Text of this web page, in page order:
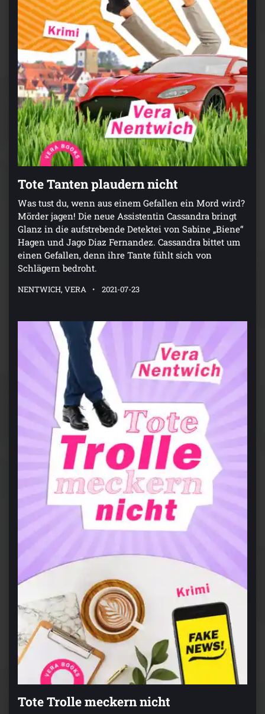
Tote Tanten plaudern nicht
Was tust du, wenn aus einem Gefallen ein Mord wird?
Mörder jagen! Die neue Assistentin Cassandra bringt
Glanz in die aufstrebende Detektei von Sabine „Biene“
Hagen und Jago Diaz Fernandez. Cassandra bittet um
einen Gefallen, denn ihre Tante fühlt sich von
Schlägern bedroht.
NENTWICH, VERA 2021-07-23
Tote Trolle meckern nicht